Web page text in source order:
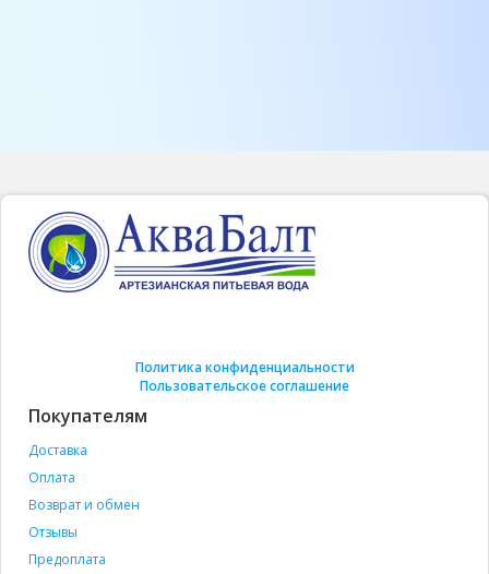
Политика конфиденциальности
Пользовательское соглашение
Покупателям
Доставка
Оплата
Возврат и обмен
Отзывы
Предоплата